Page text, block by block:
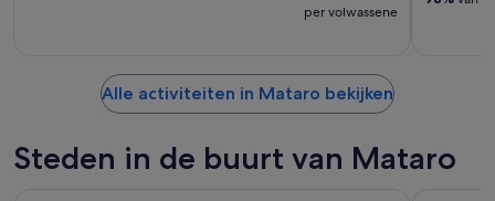
per volwassene
Alle activiteiten in Mataro bekijken
Steden in de buurt van Mataro